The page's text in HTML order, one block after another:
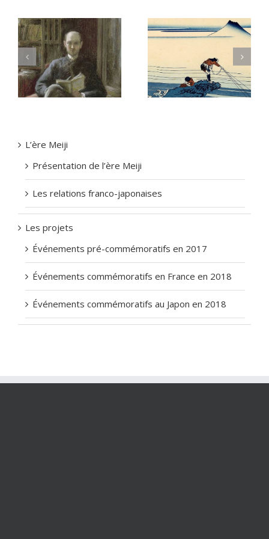
Le Japonisme –
Estampes et
japonisme chez
Claude MONET
Le Japonisme –
Prosper-Alphonse
ISAAC
L’ère Meiji
Présentation de l’ère Meiji
Les relations franco-japonaises
Les projets
Événements pré-commémoratifs en 2017
Événements commémoratifs en France en 2018
Événements commémoratifs au Japon en 2018